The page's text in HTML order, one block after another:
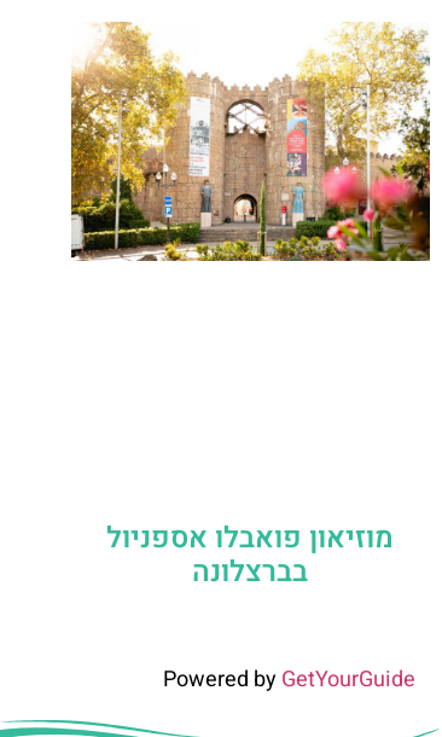
מוזיאון פואבלו אספניול
בברצלונה
Powered byGetYourGuide